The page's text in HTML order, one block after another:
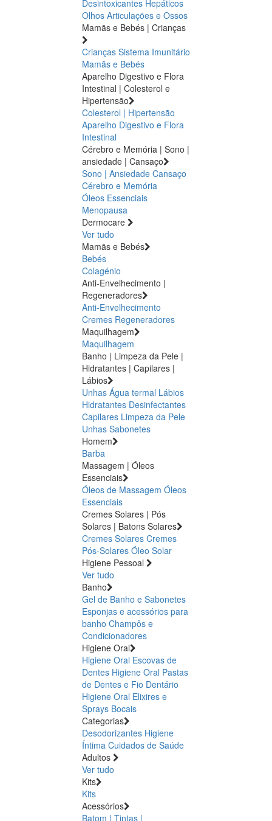
Desintoxicantes Hepáticos
Olhos Articulações e Ossos
Mamãs e Bebés | Crianças
Crianças Sistema Imunitário
Mamãs e Bebés
Aparelho Digestivo e Flora
Intestinal | Colesterol e
Hipertensão
Colesterol | Hipertensão
Aparelho Digestivo e Flora
Intestinal
Cérebro e Memória | Sono |
ansiedade | Cansaço
Sono | Ansiedade Cansaço
Cérebro e Memória
Óleos Essenciais
Menopausa
Dermocare
Ver tudo
Mamãs e Bebés
Bebés
Colagénio
Anti-Envelhecimento |
Regeneradores
Anti-Envelhecimento
Cremes Regeneradores
Maquilhagem
Maquilhagem
Banho | Limpeza da Pele |
Hidratantes | Capilares |
Lábios
Unhas Água termal Lábios
Hidratantes Desinfectantes
Capilares Limpeza da Pele
Unhas Sabonetes
Homem
Barba
Massagem | Óleos
Essenciais
Óleos de Massagem Óleos
Essenciais
Cremes Solares | Pós
Solares | Batons Solares
Cremes Solares Cremes
Pós-Solares Óleo Solar
Higiene Pessoal
Ver tudo
Banho
Gel de Banho e Sabonetes
Esponjas e acessórios para
banho Champôs e
Condicionadores
Higiene Oral
Higiene Oral Escovas de
Dentes Higiene Oral Pastas
de Dentes e Fio Dentário
Higiene Oral Elixires e
Sprays Bocais
Categorias
Desodorizantes Higiene
Íntima Cuidados de Saúde
Adultos
Ver tudo
Kits
Kits
Acessórios
Batom | Tintas |